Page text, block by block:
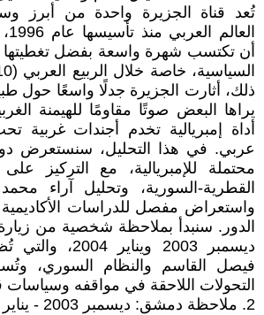
تُعد قناة الجزيرة واحدة من أبرز
أن تكتسب شهرة واسعة بفضل تغطيتها
ذلك، أثارت الجزيرة جدلًا واسعًا حول
يراها البعض صوتًا مقاومًا للهيمنة
أداة إمبريالية تخدم أجندات غربية
عربي. في هذا التحليل، سنستعرض
محتملة للإمبريالية، مع التركيز
القطرية-السورية، وتحليل آراء
واستعراض مفصل للدراسات الأكاديمية
الدور. سنبدأ بملاحظة شخصية من
ديسمبر 2003
فيصل القاسم والنظام السوري،
التحولات اللاحقة في مواقفه
2. ملاحظة دمشق: ديسمبر 2003 - يناير 2004